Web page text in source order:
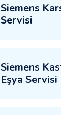
Siemens
Servisi
Siemens
Eşya Servisi